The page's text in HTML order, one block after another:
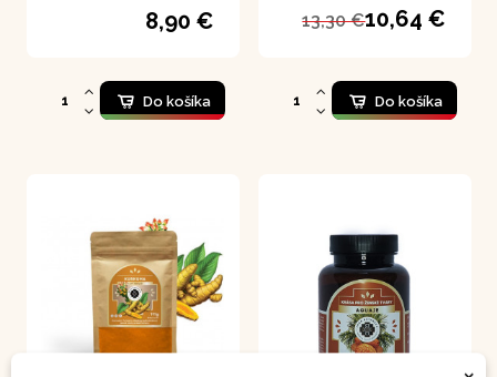
nízkym tlakom!8,90 €
Do košíka
13,30 €10,64 €
Do košíka